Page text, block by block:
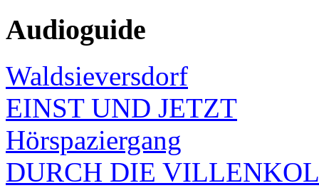
Audioguide
Waldsieversdorf
EINST UND JETZT
Hörspaziergang
DURCH DIE